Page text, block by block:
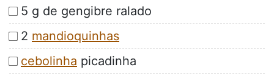
5 g de gengibre ralado
2 mandioquinhas
cebolinha picadinha